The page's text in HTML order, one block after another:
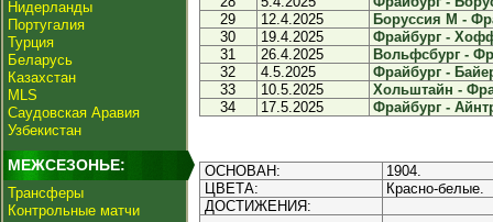
Нидерланды
Португалия
Турция
Беларусь
Казахстан
MLS
Саудовская Аравия
Узбекистан
МЕЖСЕЗОНЬЕ:
Трансферы
Контрольные матчи
29
12.4.2025
Боруссия М -
30
19.4.2025
Фрайбург -
31
26.4.2025
Вольфсбург -
32
4.5.2025
Фрайбург -
33
10.5.2025
Хольштайн -
34
17.5.2025 Фрайбург -
ОСНОВАН:
1904.
ЦВЕТА:
Красно-белые.
ДОСТИЖЕНИЯ: